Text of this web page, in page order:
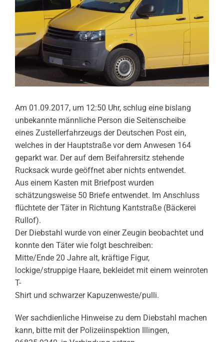
Am 01.09.2017, um 12:50 Uhr, schlug eine bislang
unbekannte männliche Person die Seitenscheibe
eines Zustellerfahrzeugs der Deutschen Post ein,
welches in der Hauptstraße vor dem Anwesen 164
geparkt war. Der auf dem Beifahrersitz stehende
Rucksack wurde geöffnet aber nichts entwendet.
Aus einem Kasten mit Briefpost wurden
schätzungsweise 50 Briefe entwendet. Im Anschluss
flüchtete der Täter in Richtung Kantstraße (Bäckerei
Rullof).
Der Diebstahl wurde von einer Zeugin beobachtet und
konnte den Täter wie folgt beschreiben:
Mitte/Ende 20 Jahre alt, kräftige Figur,
lockige/struppige Haare, bekleidet mit einem weinroten
T-
Shirt und schwarzer Kapuzenweste/pulli.
Wer sachdienliche Hinweise zu dem Diebstahl machen
kann, bitte mit der Polizeiinspektion Illingen,